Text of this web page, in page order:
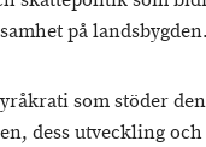
på landsbygden.
som stöder
dess utveckling